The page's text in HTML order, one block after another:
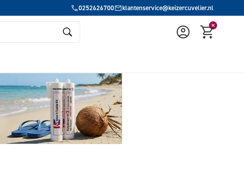
0252626700 klantenservice@keizercuvelier.nl